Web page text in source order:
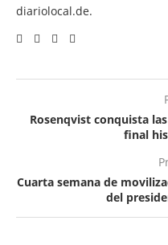
diariolocal.de.
Rosenqvist conquista
final
Cuarta semana de
del